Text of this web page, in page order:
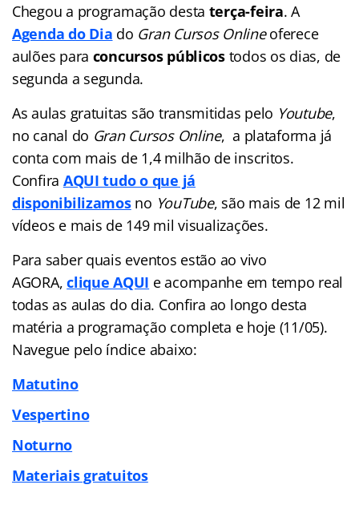
Chegou a programação desta terça-feira. A
Agenda do Dia do Gran Cursos Onlineoferece
aulões para concursos públicos todos os dias, de
segunda a segunda.
As aulas gratuitas são transmitidas pelo Youtube,
no canal do Gran Cursos Online, a plataforma já
conta com mais de 1,4 milhão de inscritos.
Confira AQUI tudo o que já
disponibilizamosno YouTube, são mais de 12 mil
vídeos e mais de 149 mil visualizações.
Para saber quais eventos estão ao vivo
AGORA,clique AQUI e acompanhe em tempo real
todas as aulas do dia. Confira ao longo desta
matéria a programação completa e hoje (11/05).
Navegue pelo índice abaixo:
Matutino
Vespertino
Noturno
Materiais gratuitos